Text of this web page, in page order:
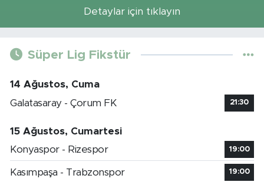
Detaylar için tıklayın
Süper Lig Fikstür
14 Ağustos, Cuma
Galatasaray - Çorum FK
21:30
15 Ağustos, Cumartesi
Konyaspor - Rizespor
19:00
Kasımpaşa - Trabzonspor 19:00